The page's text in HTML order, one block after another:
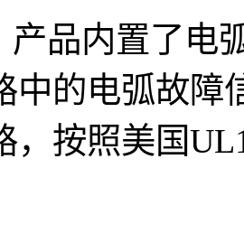
品内置了电弧
中的电弧故障
，按照美国